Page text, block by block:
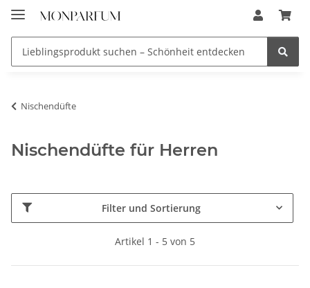
Nischendüfte
Nischendüfte für Herren
Filter und Sortierung
Artikel 1 - 5 von 5